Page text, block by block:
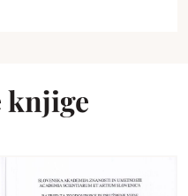
knjige